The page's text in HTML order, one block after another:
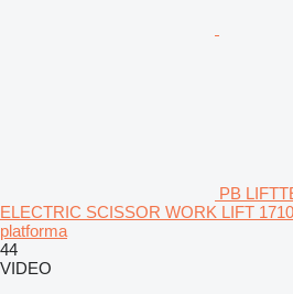
PB
ELECTRIC SCISSOR WORK LIFT
platforma
44
VIDEO